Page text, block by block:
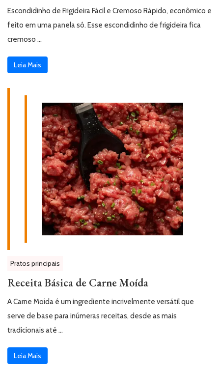
Escondidinho de Frigideira Fácil e Cremoso Rápido, econômico e
feito em uma panela só. Esse escondidinho de frigideira fica
cremoso …
Leia Mais
Pratos principais
Receita Básica de Carne Moída
A Carne Moída é um ingrediente incrivelmente versátil que
serve de base para inúmeras receitas, desde as mais
tradicionais até …
Leia Mais